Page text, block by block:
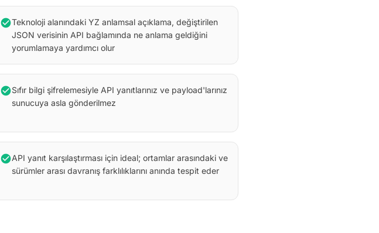
check_circleTeknoloji alanındaki YZ anlamsal açıklama, değiştirilen
JSON verisinin API bağlamında ne anlama geldiğini
yorumlamaya yardımcı olur
check_circleSıfır bilgi şifrelemesiyle API yanıtlarınız ve payload'larınız
sunucuya asla gönderilmez
check_circleAPI yanıt karşılaştırması için ideal; ortamlar arasındaki ve
sürümler arası davranış farklılıklarını anında tespit eder